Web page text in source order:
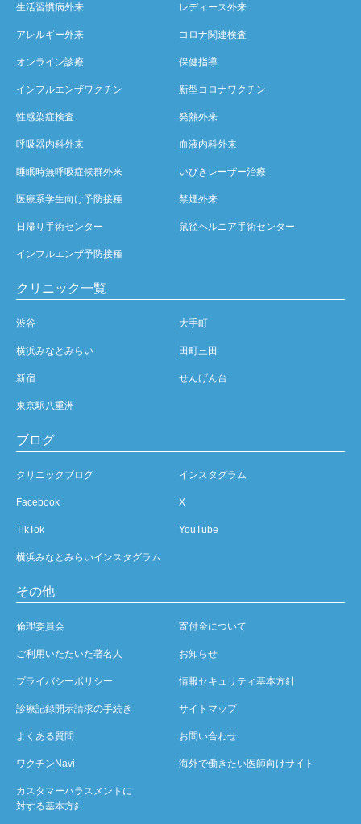
生活習慣病外来 レディース外来
アレルギー外来 コロナ関連検査
オンライン診療 保健指導
インフルエンザワクチン 新型コロナワクチン
性感染症検査 発熱外来
呼吸器内科外来 血液内科外来
睡眠時無呼吸症候群外来 いびきレーザー治療
医療系学生向け予防接種 禁煙外来
日帰り手術センター 鼠径ヘルニア手術センター
インフルエンザ予防接種
クリニック一覧
渋谷 大手町
横浜みなとみらい 田町三田
新宿 せんげん台
東京駅八重洲
ブログ
クリニックブログ インスタグラム
Facebook X
TikTok YouTube
横浜みなとみらいインスタグラム
その他
倫理委員会 寄付金について
ご利用いただいた著名人 お知らせ
プライバシーポリシー 情報セキュリティ基本方針
診療記録開示請求の手続き サイトマップ
よくある質問 お問い合わせ
ワクチンNavi 海外で働きたい医師向けサイト
カスタマーハラスメントに
対する基本方針